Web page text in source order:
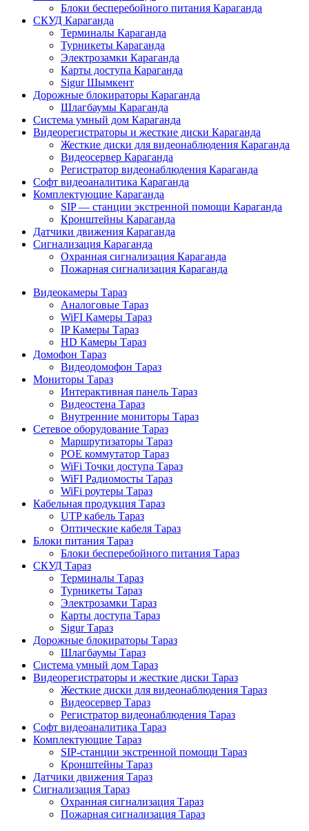
Блоки бесперебойного питания Караганда
СКУД Караганда
Терминалы Караганда
Турникеты Караганда
Электрозамки Караганда
Карты доступа Караганда
Sigur Шымкент
Дорожные блокираторы Караганда
Шлагбаумы Караганда
Система умный дом Караганда
Видеорегистраторы и жесткие диски Караганда
Жесткие диски для видеонаблюдения Караганда
Видеосервер Караганда
Регистратор видеонаблюдения Караганда
Софт видеоаналитика Караганда
Комплектующие Караганда
SIP — станции экстренной помощи Караганда
Кронштейны Караганда
Датчики движения Караганда
Сигнализация Караганда
Охранная сигнализация Караганда
Пожарная сигнализация Караганда
Видеокамеры Тараз
Аналоговые Тараз
WiFI Камеры Тараз
IP Камеры Тараз
HD Камеры Тараз
Домофон Тараз
Видеодомофон Тараз
Мониторы Тараз
Интерактивная панель Тараз
Видеостена Тараз
Внутренние мониторы Тараз
Сетевое оборудование Тараз
Маршрутизаторы Тараз
POE коммутатор Тараз
WiFi Точки доступа Тараз
WiFI Радиомосты Тараз
WiFi роутеры Тараз
Кабельная продукция Тараз
UTP кабель Тараз
Оптические кабеля Тараз
Блоки питания Тараз
Блоки бесперебойного питания Тараз
СКУД Тараз
Терминалы Тараз
Турникеты Тараз
Электрозамки Тараз
Карты доступа Тараз
Sigur Тараз
Дорожные блокираторы Тараз
Шлагбаумы Тараз
Система умный дом Тараз
Видеорегистраторы и жесткие диски Тараз
Жесткие диски для видеонаблюдения Тараз
Видеосервер Тараз
Регистратор видеонаблюдения Тараз
Софт видеоаналитика Тараз
Комплектующие Тараз
SIP-станции экстренной помощи Тараз
Кронштейны Тараз
Датчики движения Тараз
Сигнализация Тараз
Охранная сигнализация Тараз
Пожарная сигнализация Тараз